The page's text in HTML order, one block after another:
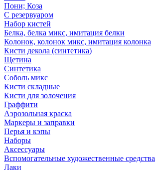
Пони; Коза
С резервуаром
Набор кистей
Белка, белка микс, имитация белки
Колонок, колонок микс, имитация колонка
Кисти декола (синтетика)
Щетина
Синтетика
Соболь микс
Кисти складные
Кисти для золочения
Граффити
Аэрозольная краска
Маркеры и заправки
Перья и кэпы
Наборы
Аксессуары
Вспомогательные художественные средства
Лаки